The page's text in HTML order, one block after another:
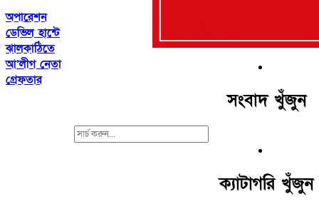
অপারেশন
ডেভিল হান্টে
ঝালকাঠিতে
আ’লীগ নেতা
গ্রেফতার
সংবাদ খুঁজুন
Search
ক্যাটাগরি খুঁজুন